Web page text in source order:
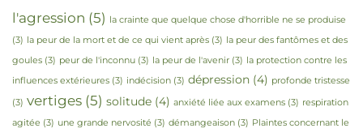
l'agression (5)
la crainte que quelque chose d'horrible ne se produise
(3)
la peur de la mort et de ce qui vient après (3)
la peur des fantômes et des
goules (3) peur de l'inconnu (3) la peur de l'avenir (3)
la protection contre les
influences extérieures (3) indécision (3) dépression (4) profonde tristesse
(3) vertiges (5) solitude (4) anxiété liée aux examens (3) respiration
agitée (3) une grande nervosité (3) démangeaison (3) Plaintes concernant le